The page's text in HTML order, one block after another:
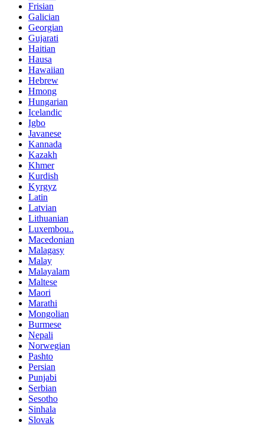
Frisian
Galician
Georgian
Gujarati
Haitian
Hausa
Hawaiian
Hebrew
Hmong
Hungarian
Icelandic
Igbo
Javanese
Kannada
Kazakh
Khmer
Kurdish
Kyrgyz
Latin
Latvian
Lithuanian
Luxembou..
Macedonian
Malagasy
Malay
Malayalam
Maltese
Maori
Marathi
Mongolian
Burmese
Nepali
Norwegian
Pashto
Persian
Punjabi
Serbian
Sesotho
Sinhala
Slovak